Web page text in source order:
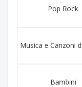
Pop Rock
Musica e Canzoni
Bambini